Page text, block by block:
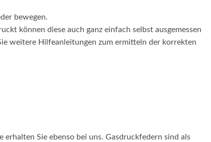
bewegen.
können diese auch ganz einfach selbst ausgemessen
weitere Hilfeanleitungen zum ermitteln der korrekten
Sie ebenso bei uns. Gasdruckfedern sind als